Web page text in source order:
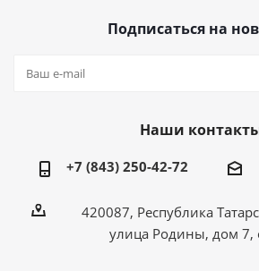
Подписаться на
Наши
+7 (843) 250-42-72
420087, Республика
улица Родины, дом 7,